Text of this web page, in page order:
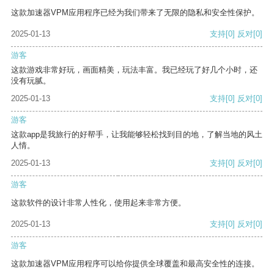
这款加速器VPM应用程序已经为我们带来了无限的隐私和安全性保护。
2025-01-13 支持[0] 反对[0]
游客
这款游戏非常好玩，画面精美，玩法丰富。我已经玩了好几个小时，还
没有玩腻。
2025-01-13
支持[0] 反对[0]
游客
这款app是我旅行的好帮手，让我能够轻松找到目的地，了解当地的风土
人情。
2025-01-13
支持[0] 反对[0]
游客
这款软件的设计非常人性化，使用起来非常方便。
2025-01-13 支持[0] 反对[0]
游客
这款加速器VPM应用程序可以给你提供全球覆盖和最高安全性的连接。